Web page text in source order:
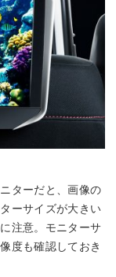
ターだと、画像の
ーサイズが大きい
注意。モニターサ
度も確認しておき